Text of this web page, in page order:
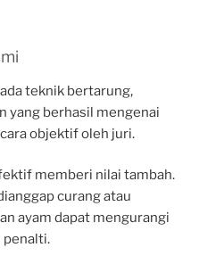
teknik bertarung,
yang berhasil mengenai
objektif oleh juri.
memberi nilai tambah.
curang atau
ayam dapat mengurangi
penalti.